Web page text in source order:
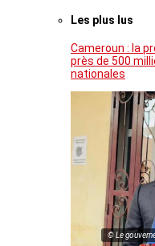
Les plus lus
Cameroun : la
près de 500
nationales
© Le